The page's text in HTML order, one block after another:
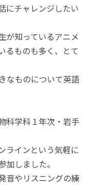
にチャレンジしたい
が知っているアニメ
るものも多く、とて
なものについて英語
学科１年次・岩手
ラインという気軽に
しました。
音やリスニングの練